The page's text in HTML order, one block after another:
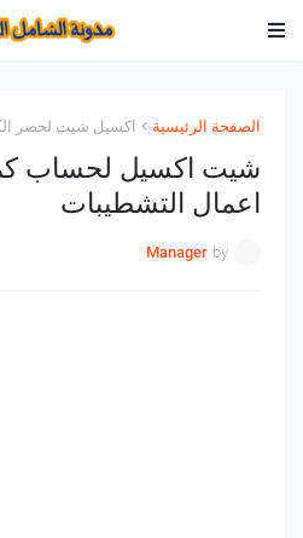
الصفحة الرئيسية اكسيل شيت لحصر
شيت اكسيل لحساب
اعمال التشطيبات
by
Manager